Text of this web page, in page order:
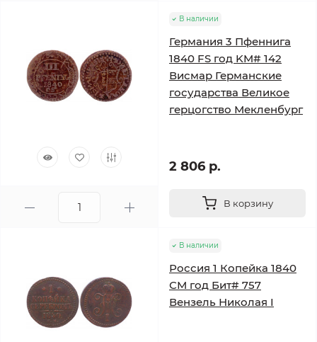
В наличии
Германия 3 Пфеннига
1840 FS год KM# 142
Висмар Германские
государства Великое
герцогство Мекленбург
2 806 р.
В корзину
В наличии
Россия 1 Копейка 1840
СМ год Бит# 757
Вензель Николая I